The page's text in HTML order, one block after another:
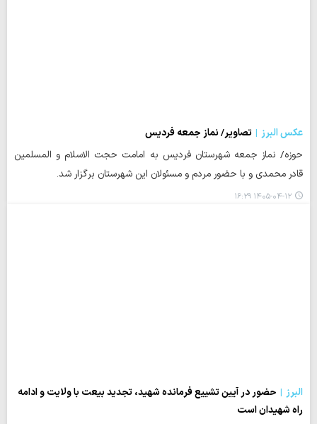
عکس البرز
تصاویر/ نماز جمعه فردیس
حوزه/ نماز جمعه شهرستان فردیس به امامت حجت الاسلام و المسلمین
قادر محمدی و با حضور مردم و مسئولان این شهرستان برگزار شد.
۱۴۰۵-۰۴-۱۲ ۱۶:۲۹
البرز
حضور در آیین تشییع فرمانده شهید، تجدید بیعت با ولایت و ادامه
راه شهیدان است